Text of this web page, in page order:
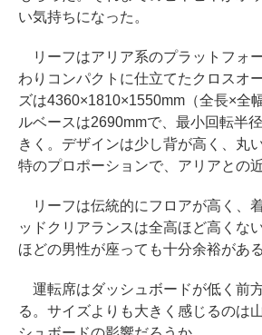
い気持ちになった。
リーフはアリア系のプラットフォ
わりコンパクトに仕立てたクロスオ
ズは4360×1810×1550mm（全長×全
ルベースは2690mmで、最小回転半
きく。デザインは少し背が高く、丸
特のプロポーションで、アリアとの
リーフは伝統的にフロアが高く、
ッドクリアランスは全高ほど高くな
ほどの男性が座っても十分余裕がある
運転席はダッシュボードが低く前
る。サイズよりも大きく感じるのは